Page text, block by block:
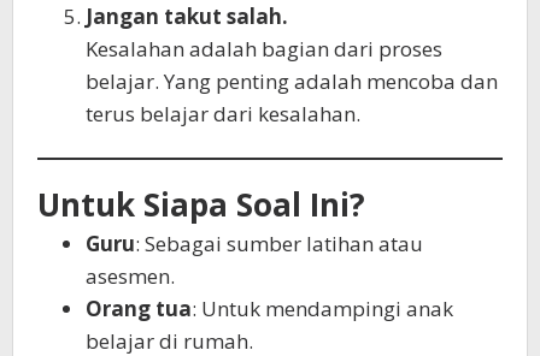
Jangan takut salah.
Kesalahan adalah bagian dari proses
belajar. Yang penting adalah mencoba dan
terus belajar dari kesalahan.
Untuk Siapa Soal Ini?
Guru: Sebagai sumber latihan atau
asesmen.
Orang tua: Untuk mendampingi anak
belajar di rumah.